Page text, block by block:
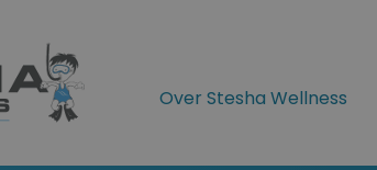
Over Stesha Wellness